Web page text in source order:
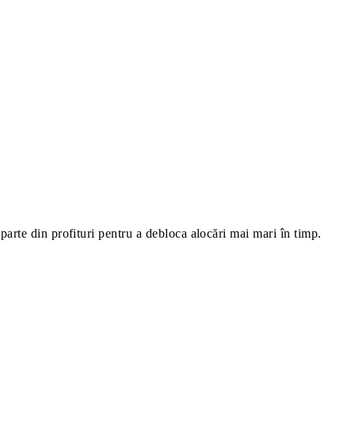
din profituri pentru a debloca alocări mai mari în timp.